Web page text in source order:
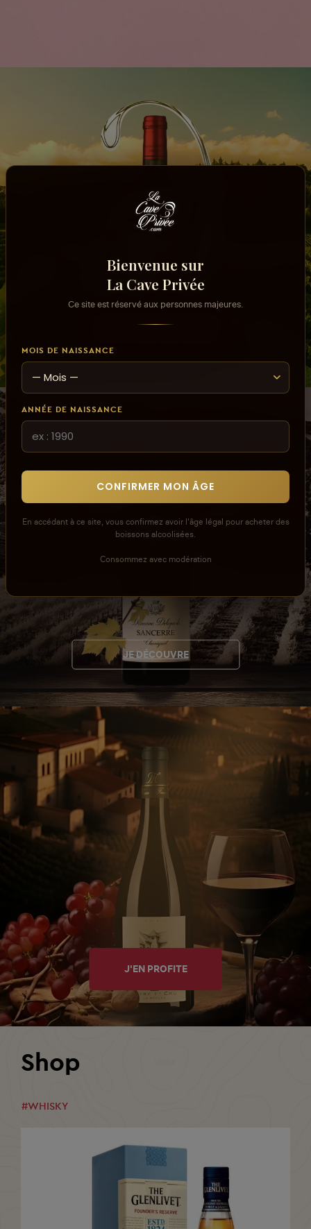
JE DÉCOUVRE
J'EN PROFITE
Shop
#WHISKY
Bienvenue sur
La Cave Privée
Ce site est réservé aux personnes majeures.
MOIS DE NAISSANCE
ANNÉE DE NAISSANCE
CONFIRMER MON ÂGE
En accédant à ce site, vous confirmez avoir l'âge légal pour acheter des
boissons alcoolisées.
Consommez avec modération